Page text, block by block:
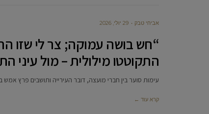
אביחי טבק 29 יולי, 2026
“חש בושה עמוקה; צר לי שזו
התקוטטו מילולית – מול עיני
עימות סוער בין חברי מועצה, דובר העירייה ותושבים פרץ
קרא עוד ←